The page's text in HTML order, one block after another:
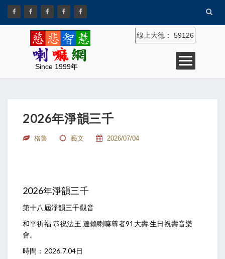
Since 1999年
線上大德： 59126
2026年淨韻三千
格魯 藝文 2026/07/04
2026年淨韻三千
第十八屆淨韻三千觀音
和平祈福 恭祝法王 達賴喇嘛尊者91大壽.生日祝壽音樂
會。
時間：2026.7.04日